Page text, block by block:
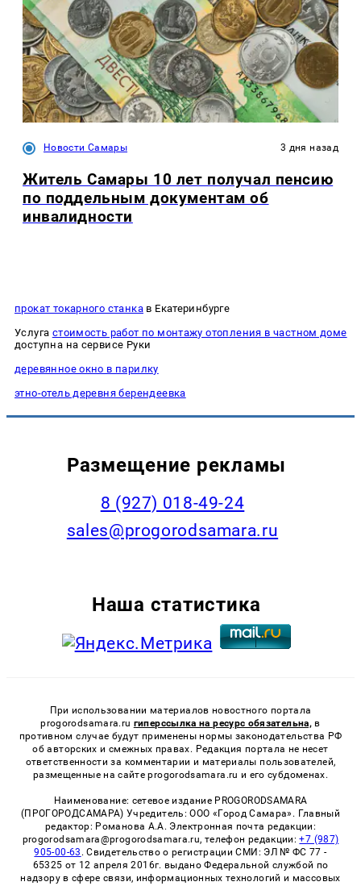
Новости Самары 3 дня назад
Житель Самары 10 лет получал пенсию
по поддельным документам об
инвалидности
прокат токарного станкав Екатеринбурге
Услуга стоимость работ по монтажу отопления в частном доме
доступна на сервисе Руки
деревянное окно в парилку
этно-отель деревня берендеевка
Размещение рекламы
8 (927) 018-49-24
sales@progorodsamara.ru
Наша статистика
При использовании материалов новостного портала
progorodsamara.ru гиперссылка на ресурс обязательна, в
противном случае будут применены нормы законодательства РФ
об авторских и смежных правах. Редакция портала не несет
ответственности за комментарии и материалы пользователей,
размещенные на сайте progorodsamara.ru и его субдоменах.
Наименование: сетевое издание PROGORODSAMARA
(ПРОГОРОДСАМАРА) Учредитель: ООО «Город Самара». Главный
редактор: Романова А.А. Электронная почта редакции:
progorodsamara@progorodsamara.ru, телефон редакции:+7 (987)
905-00-63 . Свидетельство о регистрации СМИ: ЭЛ № ФС 77 -
65325 от 12 апреля 2016г. выдано Федеральной службой по
надзору в сфере связи, информационных технологий и массовых